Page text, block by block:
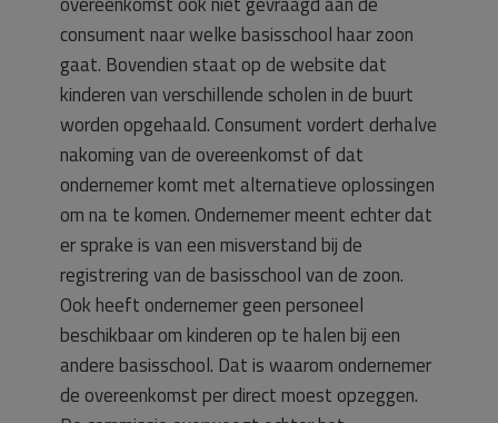
consument naar welke basisschool haar zoon
gaat. Bovendien staat op de website dat
kinderen van verschillende scholen in de buurt
worden opgehaald. Consument vordert derhalve
nakoming van de overeenkomst of dat
ondernemer komt met alternatieve oplossingen
om na te komen. Ondernemer meent echter dat
er sprake is van een misverstand bij de
registrering van de basisschool van de zoon.
Ook heeft ondernemer geen personeel
beschikbaar om kinderen op te halen bij een
andere basisschool. Dat is waarom ondernemer
de overeenkomst per direct moest opzeggen.